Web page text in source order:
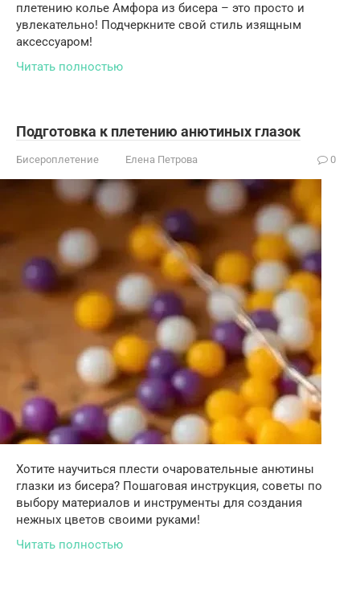
плетению колье Амфора из бисера – это просто и
увлекательно! Подчеркните свой стиль изящным
аксессуаром!
Читать полностью
Подготовка к плетению анютиных глазок
Бисероплетение Елена Петрова 0
Хотите научиться плести очаровательные анютины
глазки из бисера? Пошаговая инструкция, советы по
выбору материалов и инструменты для создания
нежных цветов своими руками!
Читать полностью